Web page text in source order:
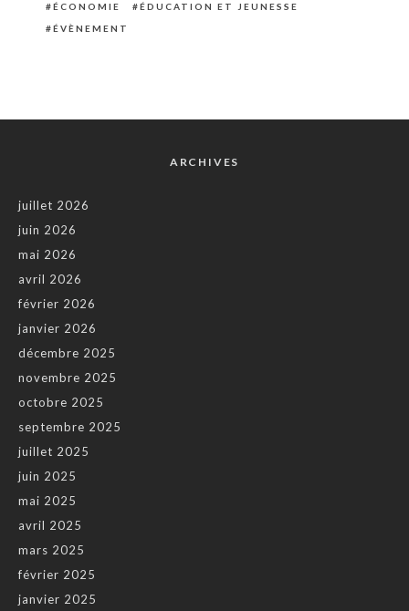
ÉCONOMIE
ÉDUCATION ET JEUNESSE
ÉVÈNEMENT
ARCHIVES
juillet 2026
juin 2026
mai 2026
avril 2026
février 2026
janvier 2026
décembre 2025
novembre 2025
octobre 2025
septembre 2025
juillet 2025
juin 2025
mai 2025
avril 2025
mars 2025
février 2025
janvier 2025